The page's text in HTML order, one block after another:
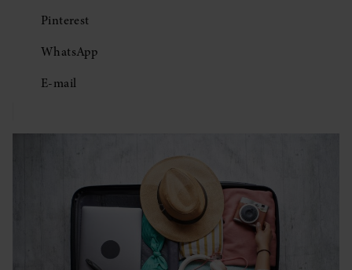
Pinterest
WhatsApp
E-mail